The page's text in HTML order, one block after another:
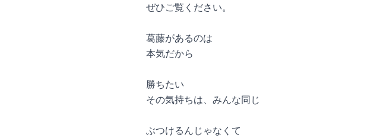
ぜひご覧ください。
葛藤があるのは
本気だから
勝ちたい
その気持ちは、みんな同じ
ぶつけるんじゃなくて